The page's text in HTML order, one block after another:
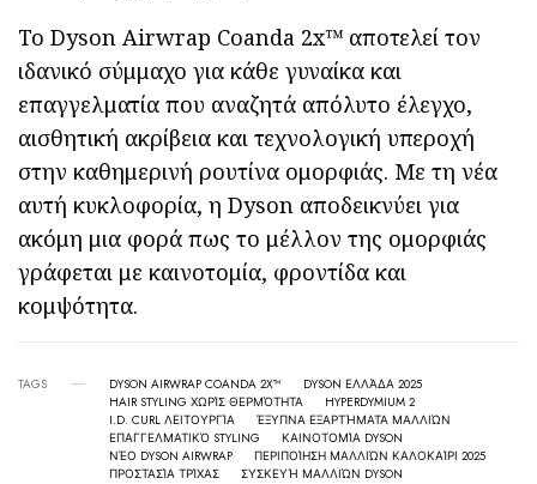
Το Dyson Airwrap Coanda 2x™ αποτελεί τον
ιδανικό σύμμαχο για κάθε γυναίκα και
επαγγελματία που αναζητά απόλυτο έλεγχο,
αισθητική ακρίβεια και τεχνολογική υπεροχή
στην καθημερινή ρουτίνα ομορφιάς. Με τη νέα
αυτή κυκλοφορία, η Dyson αποδεικνύει για
ακόμη μια φορά πως το μέλλον της ομορφιάς
γράφεται με καινοτομία, φροντίδα και
κομψότητα.
TAGS DYSON AIRWRAP COANDA 2X™
DYSON ΕΛΛΆΔΑ 2025
HAIR STYLING ΧΩΡΊΣ ΘΕΡΜΌΤΗΤΑ
HYPERDYMIUM 2
I.D. CURL ΛΕΙΤΟΥΡΓΊΑ
ΈΞΥΠΝΑ ΕΞΑΡΤΉΜΑΤΑ ΜΑΛΛΙΏΝ
ΕΠΑΓΓΕΛΜΑΤΙΚΌ STYLING
ΚΑΙΝΟΤΟΜΊΑ DYSON
ΝΈΟ DYSON AIRWRAP
ΠΕΡΙΠΟΊΗΣΗ ΜΑΛΛΙΏΝ ΚΑΛΟΚΑΊΡΙ 2025
ΠΡΟΣΤΑΣΊΑ ΤΡΊΧΑΣ
ΣΥΣΚΕΥΉ ΜΑΛΛΙΏΝ DYSON